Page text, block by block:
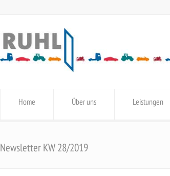
Home Über uns Leistungen
Newsletter KW 28/2019